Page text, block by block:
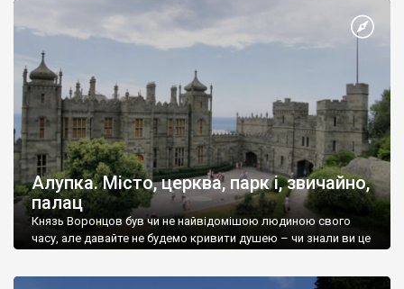
Алупка. Місто, церква, парк і, звичайно,
палац
Князь Воронцов був чи не найвідомішою людиною свого
часу, але давайте не будемо кривити душею – чи знали ви це